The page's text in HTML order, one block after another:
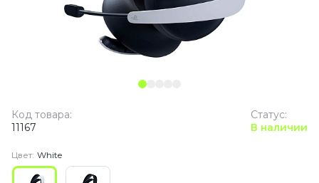
Статус:
В наличии
Код товара:
11167
Цвет: White